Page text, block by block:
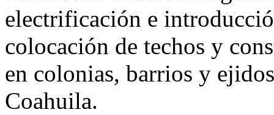
electrificación e
colocación de techos y
en colonias, barrios y
Coahuila.